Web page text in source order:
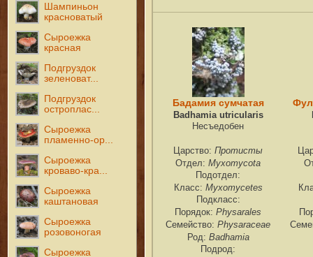
Шампиньон
красноватый
Сыроежка
красная
Подгруздок
зеленоват...
Подгруздок
остроплас...
Сыроежка
пламенно-ор...
Сыроежка
кроваво-кра...
Сыроежка
каштановая
Сыроежка
розовоногая
Сыроежка
Бадамия сумчатая
Badhamia utricularis
Несъедобен
Царство: Протисты
Отдел: Myxomycota
Подотдел:
Класс: Myxomycetes
Подкласс:
Порядок: Physarales
Семейство: Physaraceae
Род: Badhamia
Подрод: